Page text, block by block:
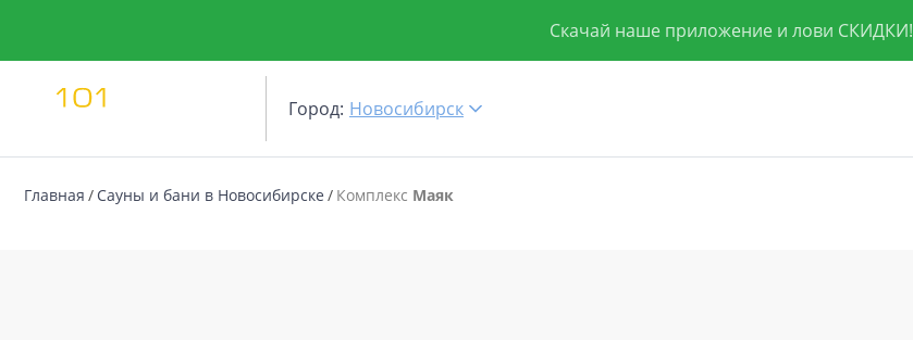
Скачай наше приложение и лови СКИДКИ!
Город: Новосибирск
Главная Сауны и бани в Новосибирске Комплекс Маяк